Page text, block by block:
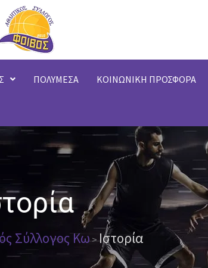
ΠΟΛΥΜΕΣΑ ΚΟΙΝΩΝΙΚΗ ΠΡΟΣΦΟΡΑ
Σύλλογος Κω>Ιστορία